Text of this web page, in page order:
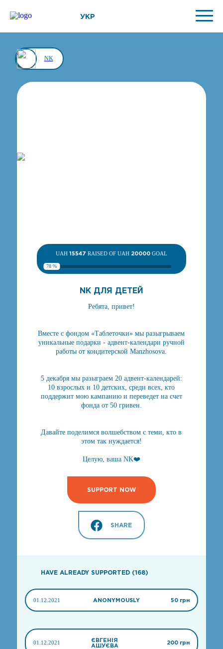
УКР
NK
UAH 15547 RAISED OF UAH 20000GOAL
78 %
NK ДЛЯ ДЕТЕЙ
Ребята, привет!
Вместе с фондом «Таблеточки» мы разыгрываем
уникальные подарки - адвент-календари ручной
работы от кондитерской Manzhosova.
5 декабря мы разыграем 20 адвент-календарей:
10 взрослых и 10 детских, среди всех, кто
поддержит мою кампанию и переведет на счет
фонда от 50 гривен.
Давайте поделимся волшебством с теми, кто в
этом так нуждается!
Целую, ваша NK❤️
SUPPORT NOW
SHARE
HAVE ALREADY SUPPORTED (168)
01.12.2021 ANONYMOUSLY 50 грн
01.12.2021
ЄВГЕНІЯ
АШУЄВА
200 грн